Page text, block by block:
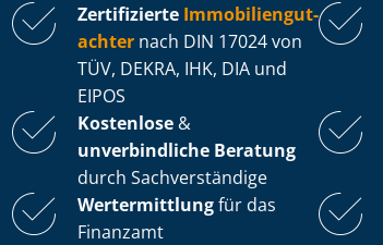
Zertifizierte Im­mo­bi­li­en­gut­
ach­ter nach DIN 17024 von
TÜV, DEKRA, IHK, DIA und
EIPOS
Kostenlose &
unverbindliche Beratung
durch Sachverständige
Wertermittlungfür das
Finanzamt